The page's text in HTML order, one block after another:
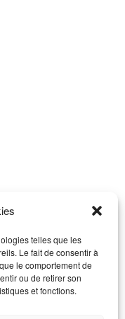
telles que les
Le fait de consentir à
le comportement de
ou de retirer son
et fonctions.